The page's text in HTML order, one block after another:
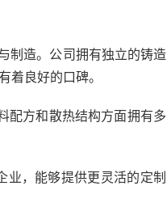
制造。公司拥有独立的铸造
良好的口碑。
配方和散热结构方面拥有多
，能够提供更灵活的定制